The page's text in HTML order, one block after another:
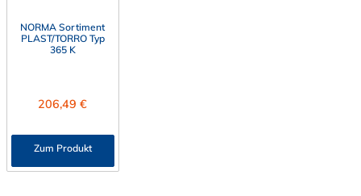
NORMA Sortiment
PLAST/TORRO Typ
365 K
Regulärer Preis:
206,49 €
Zum Produkt